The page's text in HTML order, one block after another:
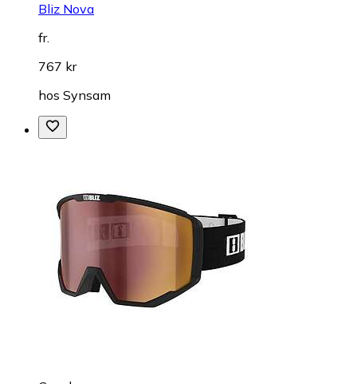
Bliz Nova
fr.
767 kr
hos Synsam